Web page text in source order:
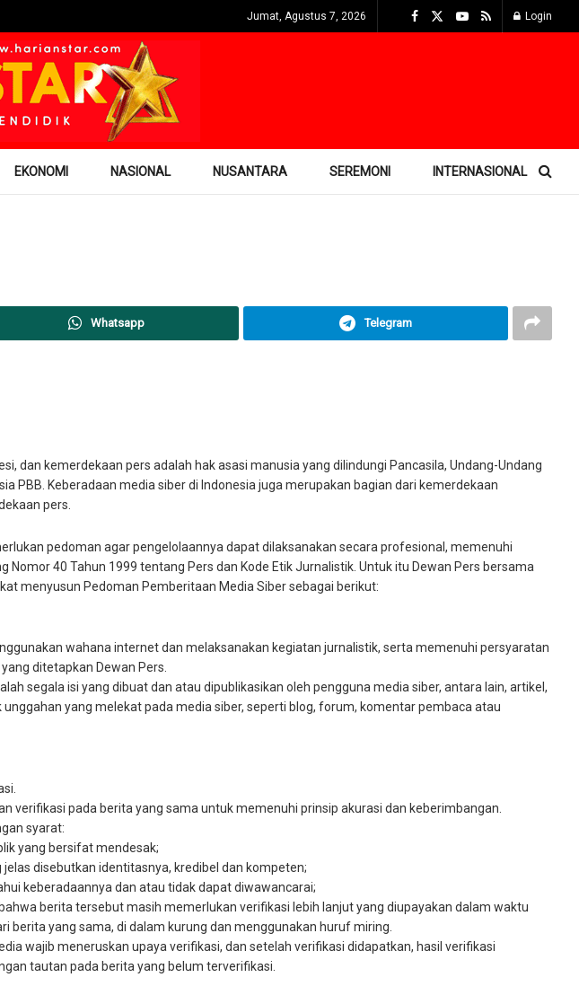
Jumat, Agustus 7, 2026 Login
EKONOMI NASIONAL NUSANTARA SEREMONI INTERNASIONAL
Whatsapp Telegram
dan kemerdekaan pers adalah hak asasi manusia yang dilindungi Pancasila, Undang-Undang
PBB. Keberadaan media siber di Indonesia juga merupakan bagian dari kemerdekaan
pers.
pedoman agar pengelolaannya dapat dilaksanakan secara profesional, memenuhi
Nomor 40 Tahun 1999 tentang Pers dan Kode Etik Jurnalistik. Untuk itu Dewan Pers bersama
menyusun Pedoman Pemberitaan Media Siber sebagai berikut:
wahana internet dan melaksanakan kegiatan jurnalistik, serta memenuhi persyaratan
ditetapkan Dewan Pers.
segala isi yang dibuat dan atau dipublikasikan oleh pengguna media siber, antara lain, artikel,
yang melekat pada media siber, seperti blog, forum, komentar pembaca atau
verifikasi pada berita yang sama untuk memenuhi prinsip akurasi dan keberimbangan.
syarat:
yang bersifat mendesak;
disebutkan identitasnya, kredibel dan kompeten;
keberadaannya dan atau tidak dapat diwawancarai;
berita tersebut masih memerlukan verifikasi lebih lanjut yang diupayakan dalam waktu
berita yang sama, di dalam kurung dan menggunakan huruf miring.
wajib meneruskan upaya verifikasi, dan setelah verifikasi didapatkan, hasil verifikasi
tautan pada berita yang belum terverifikasi.